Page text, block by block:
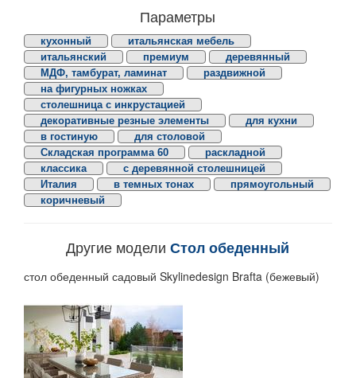
Параметры
кухонный
итальянская мебель
итальянский
премиум
деревянный
МДФ, тамбурат, ламинат
раздвижной
на фигурных ножках
столешница с инкрустацией
декоративные резные элементы
для кухни
в гостиную
для столовой
Складская программа 60
раскладной
классика
с деревянной столешницей
Италия
в темных тонах
прямоугольный
коричневый
Другие моделиСтол обеденный
стол обеденный садовый Skylinedesign Brafta (бежевый)